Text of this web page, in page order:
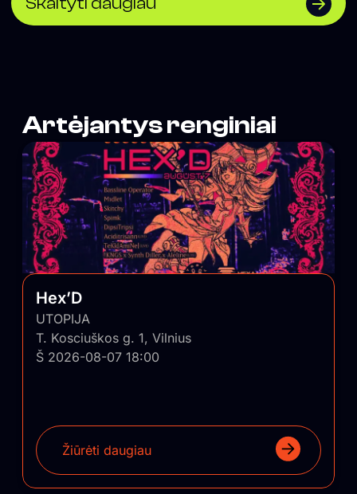
Artėjantys renginiai
Hex’D
UTOPIJA
T. Kosciuškos g. 1, Vilnius
Š 2026-08-07 18:00
Žiūrėti daugiau